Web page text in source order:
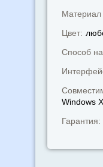
Материал
Цвет:
Способ
Windows
Гарантия: